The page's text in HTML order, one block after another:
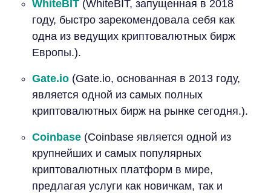
WhiteBIT(WhiteBIT, запущенная в 2018
году, быстро зарекомендовала себя как
одна из ведущих криптовалютных бирж
Европы.).
Gate.io(Gate.io, основанная в 2013 году,
является одной из самых полных
криптовалютных бирж на рынке сегодня.).
Coinbase(Coinbase является одной из
крупнейших и самых популярных
криптовалютных платформ в мире,
предлагая услуги как новичкам, так и